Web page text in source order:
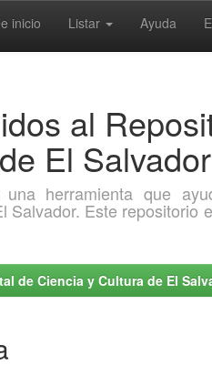
inicio Listar Ayuda
al
El
una herramienta que
Salvador. Este repositorio
de Ciencia y Cultura de El